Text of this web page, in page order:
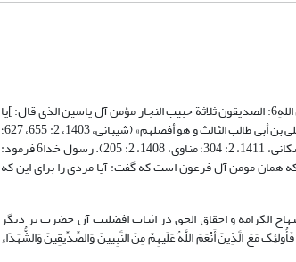
یکی از فضائل مهم علی بن ابی‌طالب7در روایت «الصدیقون ثلاثة» بیان شده است. در این حدیث آمده است: «قَالَ رَسُولُ اللهِ6: الصدیقون ثلاثة حبیب النجار مؤمن آل یاسین الذی قال: ]یا
قَوْمِ اتَّبِعُوا الْمُرْسَلِینَ[ (یاسین:20)، و حزقیل مؤمن آل فرعون الذی قال: ]أَتَقْتُلُونَ رَجُلًا أَنْ یقُولَ رَبِّی اللَّهُ[ (غافر: 28) ، و علی بن أبی طالب الثالث و هو أفضلهم» (شیبانی، 1403، 2: 655، 627؛
متقی هندی، 1409، 11: 601؛ ابن عساکر، 1419، 42: 43 و 313؛ ابن مردویه، 1422: 84؛ سیوطی، 1404، 5: 262؛ حاکم حسکانی، 1411، 2: 304؛ مناوی، 1408، 2: 205). رسول خدا6 فرمود:
همان مومن آل فرعون است که گفت: آیا مردی را برای این که
شیعه همچون منهاج الکرامه و احقاق الحق در اثبات افضلیت آن حضرت بر دیگر
آیه]وَمَنْ یطِعِ اللَّهَ وَالرَّسُولَ فَأُولَئِکَ مَعَ الَّذِینَ أَنْعَمَ اللَّهُ عَلَیهِمْ مِنَ النَّبِیینَ وَالصِّدِّیقِینَ وَالشُّهَدَاءِ